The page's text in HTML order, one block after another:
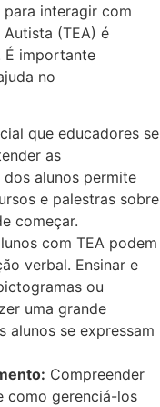
para interagir com
(TEA) é
É importante
no
que educadores se
as
alunos permite
e palestras sobre
começar.
com TEA podem
verbal. Ensinar e
ou
uma grande
alunos se expressam
Compreender
como gerenciá-los